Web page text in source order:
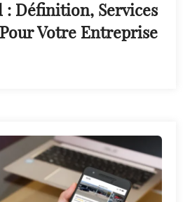
: Définition, Services
Votre Entreprise